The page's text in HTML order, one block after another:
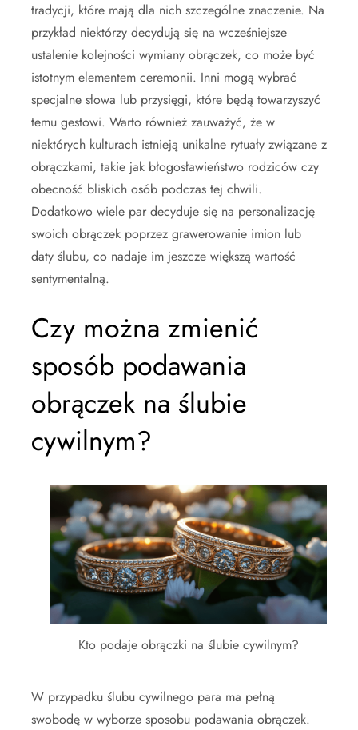
tradycji, które mają dla nich szczególne znaczenie. Na
przykład niektórzy decydują się na wcześniejsze
ustalenie kolejności wymiany obrączek, co może być
istotnym elementem ceremonii. Inni mogą wybrać
specjalne słowa lub przysięgi, które będą towarzyszyć
temu gestowi. Warto również zauważyć, że w
niektórych kulturach istnieją unikalne rytuały związane z
obrączkami, takie jak błogosławieństwo rodziców czy
obecność bliskich osób podczas tej chwili.
Dodatkowo wiele par decyduje się na personalizację
swoich obrączek poprzez grawerowanie imion lub
daty ślubu, co nadaje im jeszcze większą wartość
sentymentalną.
Czy można zmienić
sposób podawania
obrączek na ślubie
cywilnym?
Kto podaje obrączki na ślubie cywilnym?
W przypadku ślubu cywilnego para ma pełną
swobodę w wyborze sposobu podawania obrączek.